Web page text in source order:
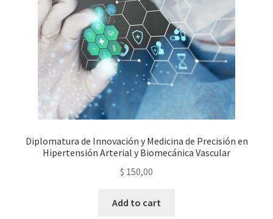
Diplomatura de Innovación y Medicina de Precisión en
Hipertensión Arterial y Biomecánica Vascular
$ 150,00
Add to cart